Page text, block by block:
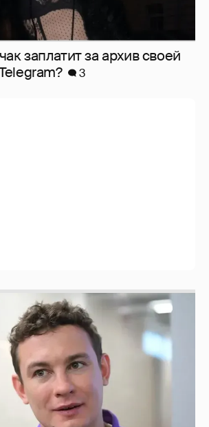
заплатит за архив своей
3
высказался насчёт